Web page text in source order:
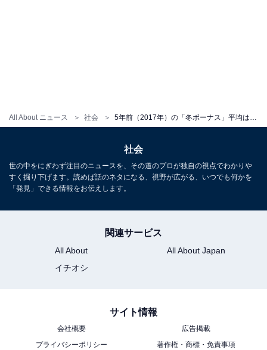
All About ニュース 社会
るため、次に厚生労働省が公開している「毎月勤労統計
の支給状況」も見ていきましょう。
料によると、全体平均は38万654円で前年比2.8ポイント
増となっています。規模別では「500人以上」が64万
3406円、「100〜499人」が43万7449円、「30〜99人」
が34万5843円、「5〜29人」が28万221円でした。
社会
世の中をにぎわず注目のニュースを、その道のプロが独自の視点でわかりや
すく掘り下げます。読めば話のネタになる、視野が広がる、いつでも何かを
「発見」できる情報をお伝えします。
関連サービス
All About
All About Japan
イチオシ
サイト情報
会社概要
広告掲載
プライバシーポリシー
著作権・商標・免責事項